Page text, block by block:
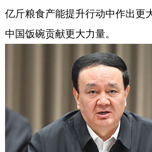
亿斤粮食产能提升行动中作出更
中国饭碗贡献更大力量。